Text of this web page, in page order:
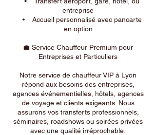
entreprise
• Accueil personnalisé avec pancarte
en option
💼 Service Chauffeur Premium pour
Entreprises et Particuliers
Notre service de chauffeur VIP à Lyon
répond aux besoins des entreprises,
agences événementielles, hôtels, agences
de voyage et clients exigeants. Nous
assurons vos transferts professionnels,
séminaires, roadshows ou soirées privées
avec une qualité irréprochable.